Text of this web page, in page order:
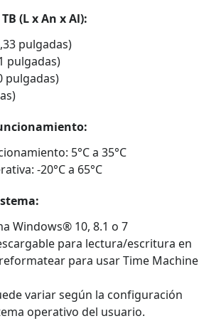
(L x An x Al):
pulgadas)
pulgadas)
pulgadas)
5°C a 35°C
-20°C a 65°C
Windows® 10, 8.1 o 7
para lectura/escritura en
para usar Time Machine
variar según la configuración
operativo del usuario.